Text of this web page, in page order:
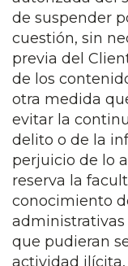
de suspender
cuestión, sin
previa del
de los
otra medida
evitar la
delito o de la
perjuicio de lo
reserva la
conocimiento
administrativas
que pudieran
actividad